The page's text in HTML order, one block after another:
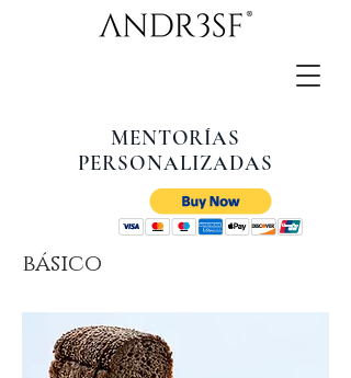
MENTORÍAS
PERSONALIZADAS
básico